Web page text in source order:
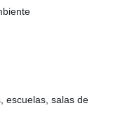
escuelas, salas de